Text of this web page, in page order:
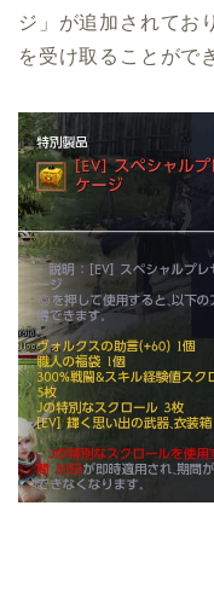
ジ」が追加されてお
を受け取ることがで